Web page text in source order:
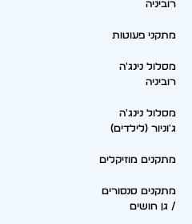
רוביניה
מתקני פעוטות
מסלול נינג'ה
רוביניה
מסלול נינג'ה
ג'וניור (לילדים)
מתקנים מוזיקלים
מתקנים סנסורים
/ גן חושים